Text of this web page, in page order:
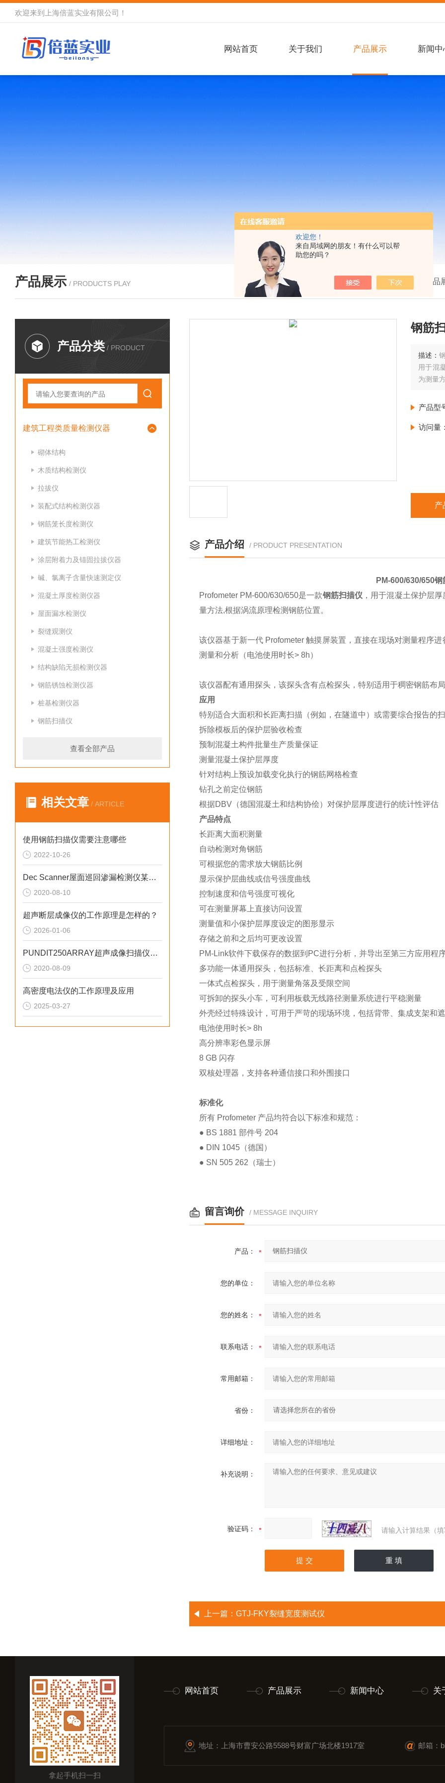
欢迎您！
来自局域网的朋友！有什么可以帮
助您的吗？
欢迎来到 上海倍蓝实业有限公司 ！
网站首页 关于我们 产品展示 新闻中
产品展示 / PRODUCTS PLAY 我的位置：首页 产品
产品分类 / PRODUCT
建筑工程类质量检测仪器
砌体结构
木质结构检测仪
拉拔仪
装配式结构检测仪器
钢筋笼长度检测仪
建筑节能热工检测仪
涂层附着力及锚固拉拔仪器
碱、氯离子含量快速测定仪
混凝土厚度检测仪器
屋面漏水检测仪
裂缝观测仪
混凝土强度检测仪
结构缺陷无损检测仪器
钢筋锈蚀检测仪器
桩基检测仪器
钢筋扫描仪
查看全部产品
相关文章 / ARTICLE
使用钢筋扫描仪需要注意哪些
2022-10-26
Dec Scanner屋面巡回渗漏检测仪某加固公司仪器交货培训工作
2020-08-10
超声断层成像仪的工作原理是怎样的？
2026-01-06
PUNDIT250ARRAY超声成像扫描仪现场技术交流工作
2020-08-09
高密度电法仪的工作原理及应用
2025-03-27
钢筋
描述：
用于混
为测量
产品型
访问量：
产
产品介绍 / PRODUCT PRESENTATION
PM-600/630/650钢
Profometer PM-600/630/650是一款钢筋扫描仪 ，用于混凝土保护层
量方法,根据涡流原理检测钢筋位置。
该仪器基于新一代 Profometer 触摸屏装置，直接在现场对测量程序
测量和分析（电池使用时长> 8h）
该仪器配有通用探头，该探头含有点检探头，特别适用于稠密钢筋布
应用
特别适合大面积和长距离扫描（例如，在隧道中）或需要综合报告的
拆除模板后的保护层验收检查
预制混凝土构件批量生产质量保证
测量混凝土保护层厚度
针对结构上预设加载变化执行的钢筋网格检查
钻孔之前定位钢筋
根据DBV（德国混凝土和结构协侩）对保护层厚度进行的统计性评估
产品特点
长距离大面积测量
自动检测对角钢筋
可根据您的需求放大钢筋比例
显示保护层曲线或信号强度曲线
控制速度和信号强度可视化
可在测量屏幕上直接访问设置
测量值和小保护层厚度设定的图形显示
存储之前和之后均可更改设置
PM-Link软件下载保存的数据到PC进行分析，并导出至第三方应用程序
多功能一体通用探头，包括标准、长距离和点检探头
一体式点检探头，用于测量角落及受限空间
可拆卸的探头小车，可利用板载无线路径测量系统进行平稳测量
外壳经过特殊设计，可用于严苛的现场环境，包括背带、集成支架和
电池使用时长> 8h
高分辨率彩色显示屏
8 GB 闪存
双核处理器，支持各种通信接口和外围接口
标准化
所有 Profometer 产品均符合以下标准和规范：
● BS 1881 部件号 204
● DIN 1045 （德国）
● SN 505 262 （瑞士）
留言询价 / MESSAGE INQUIRY
产品：
您的单位：
您的姓名：
联系电话：
常用邮箱：
省份：
详细地址：
补充说明：
验证码： 请输入计算结果（
上一篇： GTJ-FKY裂缝宽度测试仪
拿起手机扫一扫
网站首页 产品展示 新闻中心 关
地址：上海市曹安公路5588号财富广场北楼1917室 邮箱：